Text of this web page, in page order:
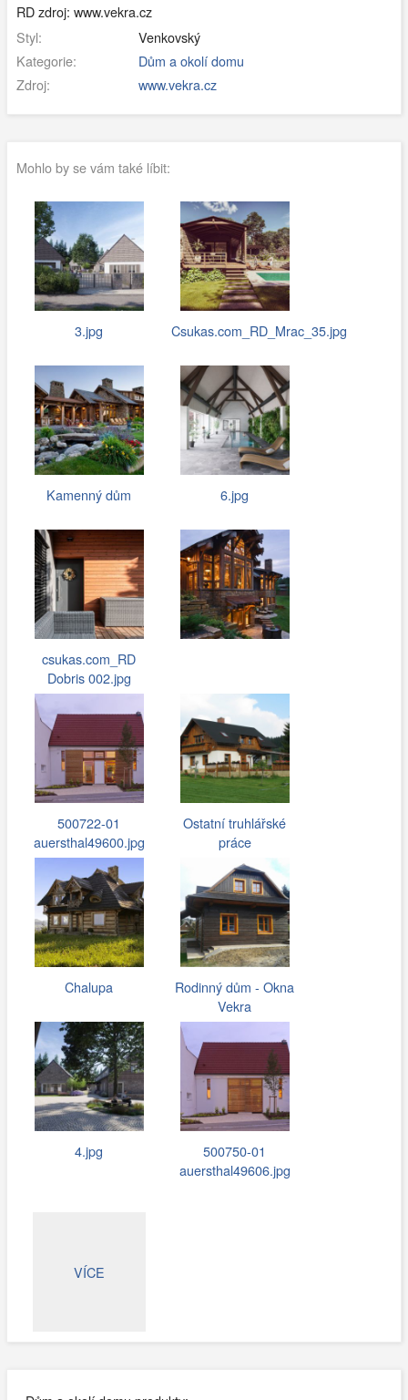
RD zdroj: www.vekra.cz
Styl:
Venkovský
Kategorie:
Dům a okolí domu
Zdroj:
www.vekra.cz
Mohlo by se vám také líbit:
3.jpg Csukas.com_RD_Mrac_35.jpg
Kamenný dům 6.jpg
csukas.com_RD
Dobris 002.jpg
500722-01
auersthal49600.jpg
Ostatní truhlářské
práce
Chalupa
Rodinný dům - Okna
Vekra
4.jpg
500750-01
auersthal49606.jpg
VÍCE